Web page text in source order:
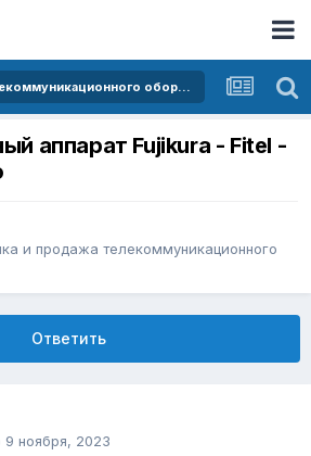
Покупка и продажа телекоммуникационного оборудования
аппарат Fujikura - Fitel -
и продажа телекоммуникационного
Ответить
9 ноября, 2023